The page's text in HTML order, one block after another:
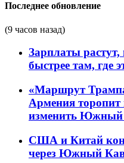
Последнее обновление
(9 часов назад)
Зарплаты
быстрее там, где
«Маршрут
Армения торопит
изменить Южный
США и Китай
через Южный